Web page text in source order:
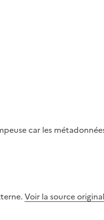
car les
Voir la source